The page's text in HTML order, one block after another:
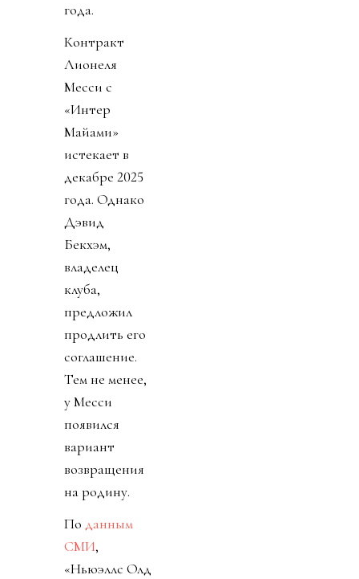
года.
Контракт
Лионеля
Месси с
«Интер
Майами»
истекает в
декабре 2025
года. Однако
Дэвид
Бекхэм,
владелец
клуба,
предложил
продлить его
соглашение.
Тем не менее,
у Месси
появился
вариант
возвращения
на родину.
По данным
СМИ,
«Ньюэллс Олд